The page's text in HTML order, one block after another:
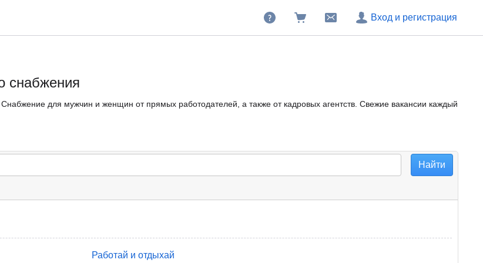
Вход и регистрация
снабжения
для мужчин и женщин от прямых работодателей, а также от кадровых агентств. Свежие вакансии каждый
Работай и отдыхай